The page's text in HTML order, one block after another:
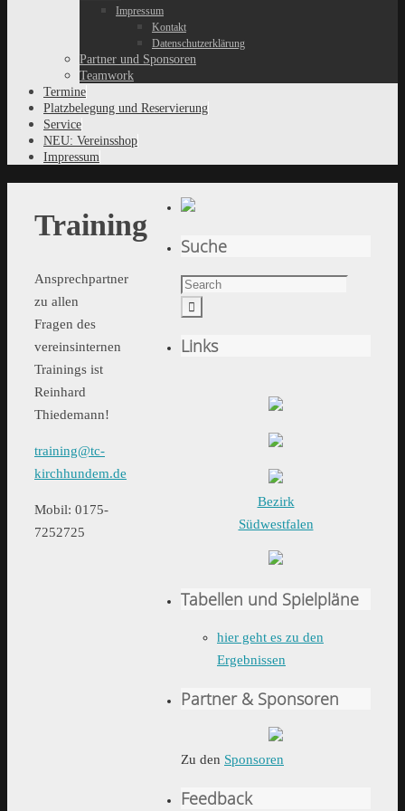
Impressum
Kontakt
Datenschutzerklärung
Partner und Sponsoren
Teamwork
Termine
Platzbelegung und Reservierung
Service
NEU: Vereinsshop
Impressum
Training
Ansprechpartner
zu allen
Fragen des
vereinsinternen
Trainings ist
Reinhard
Thiedemann!
training@tc-
kirchhundem.de
Mobil: 0175-
7252725
Suche
Links
Bezirk
Südwestfalen
Tabellen und Spielpläne
hier geht es zu den
Ergebnissen
Partner & Sponsoren
Zu den Sponsoren
Feedback